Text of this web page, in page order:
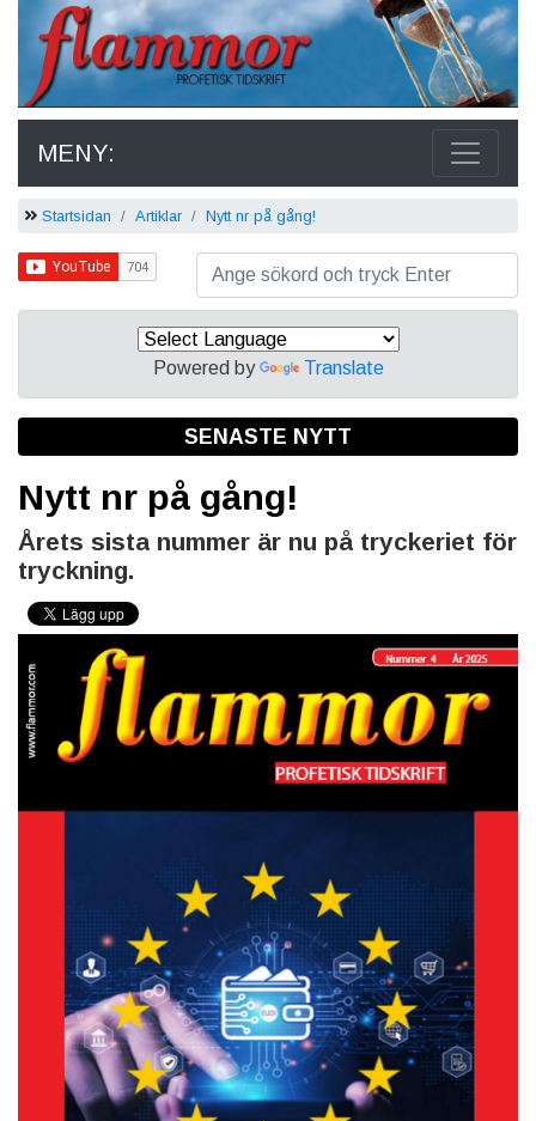
MENY:
Startsidan Artiklar Nytt nr på gång!
Powered by Translate
SENASTE NYTT
Nytt nr på gång!
Årets sista nummer är nu på tryckeriet för
tryckning.